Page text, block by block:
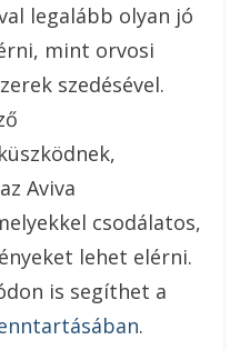
legalább olyan jó
mint orvosi
szedésével.
Aviva
csodálatos,
lehet elérni.
is segíthet a
.